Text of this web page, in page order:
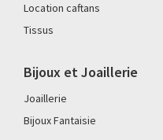
Location caftans
Tissus
Bijoux et Joaillerie
Joaillerie
Bijoux Fantaisie